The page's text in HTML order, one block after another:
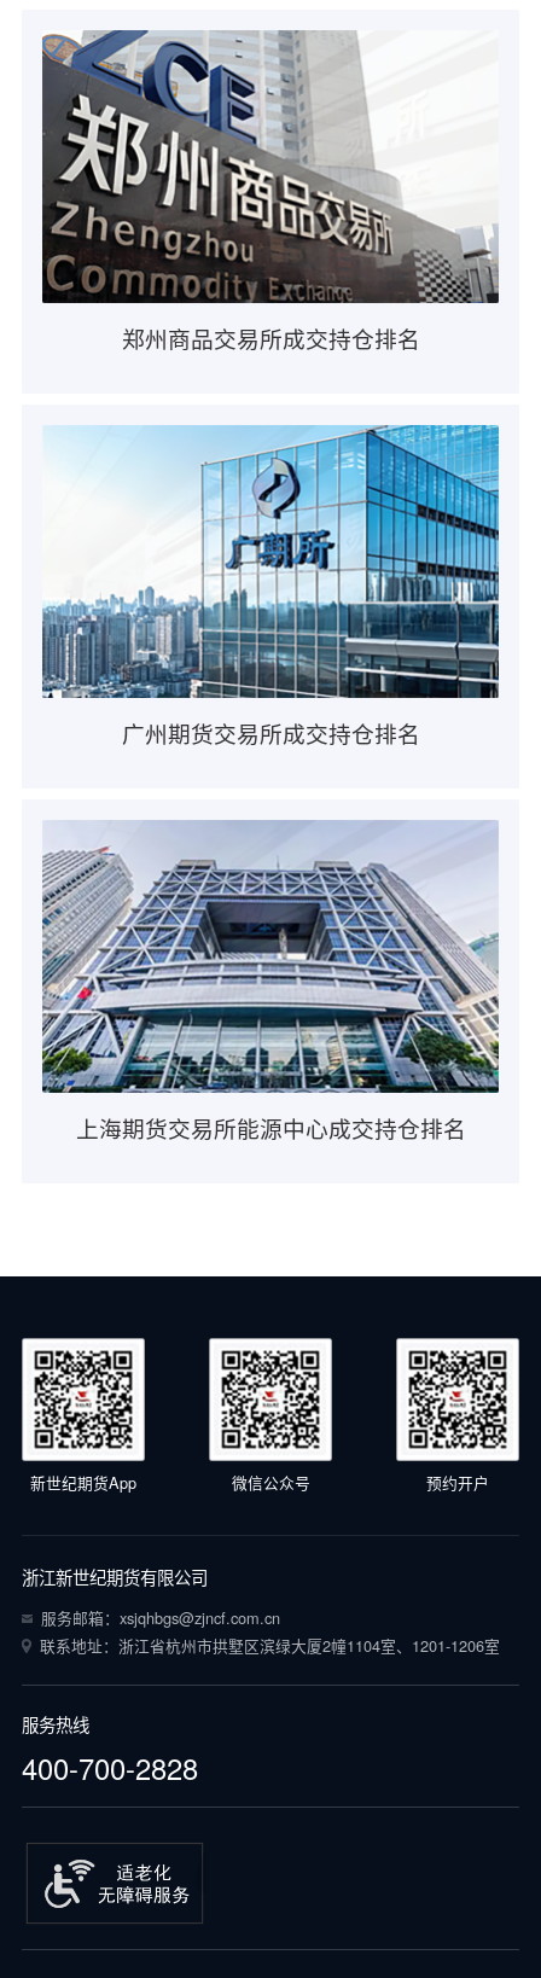
郑州商品交易所成交持仓排名
广州期货交易所成交持仓排名
上海期货交易所能源中心成交持仓排名
新世纪期货App 微信公众号 预约开户
浙江新世纪期货有限公司
服务邮箱：xsjqhbgs@zjncf.com.cn
联系地址：浙江省杭州市拱墅区滨绿大厦2幢1104室、1201-1206室
服务热线
400-700-2828